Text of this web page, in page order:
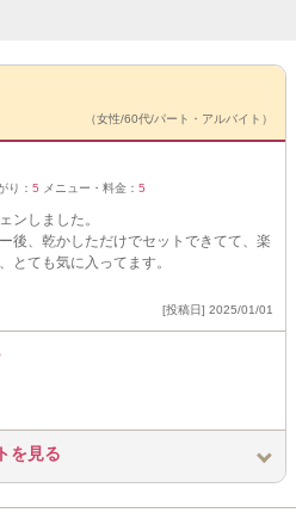
（女性/60代/パート・アルバイト）
り： 5 メニュー・料金： 5
ンしました。
後、乾かしただけでセットできてて、楽
とても気に入ってます。
[投稿日] 2025/01/01
を見る